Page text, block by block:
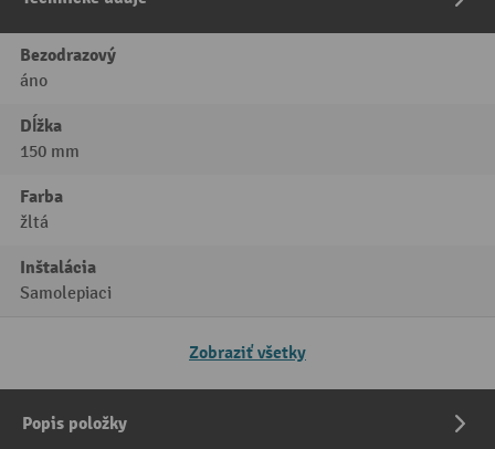
Bezodrazový
áno
Dĺžka
150 mm
Farba
žltá
Inštalácia
Samolepiaci
Zobraziť všetky
Popis položky